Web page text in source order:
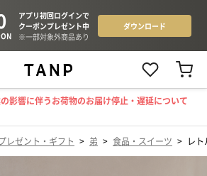
影響に伴うお荷物のお届け停止・遅延について
レゼント・ギフト > 弟 > 食品・スイーツ > レ